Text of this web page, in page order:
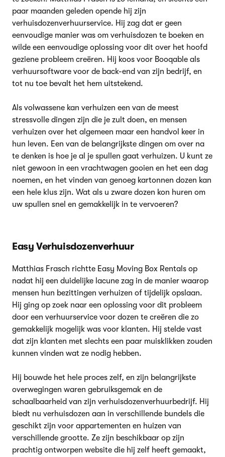
paar maanden geleden opende hij zijn
verhuisdozenverhuurservice. Hij zag dat er geen
eenvoudige manier was om verhuisdozen te boeken en
wilde een eenvoudige oplossing voor dit over het hoofd
geziene probleem creëren. Hij koos voor Booqable als
verhuursoftware voor de back-end van zijn bedrijf, en
tot nu toe bevalt het hem uitstekend.
Als volwassene kan verhuizen een van de meest
stressvolle dingen zijn die je zult doen, en mensen
verhuizen over het algemeen maar een handvol keer in
hun leven. Een van de belangrijkste dingen om over na
te denken is hoe je al je spullen gaat verhuizen. U kunt ze
niet gewoon in een vrachtwagen gooien en het een dag
noemen, en het vinden van genoeg kartonnen dozen kan
een hele klus zijn. Wat als u zware dozen kon huren om
uw spullen snel en gemakkelijk in te vervoeren?
Easy Verhuisdozenverhuur
Matthias Frasch richtte Easy Moving Box Rentals op
nadat hij een duidelijke lacune zag in de manier waarop
mensen hun bezittingen verhuizen of tijdelijk opslaan.
Hij ging op zoek naar een oplossing voor dit probleem
door een verhuurservice voor dozen te creëren die zo
gemakkelijk mogelijk was voor klanten. Hij stelde vast
dat zijn klanten met slechts een paar muisklikken zouden
kunnen vinden wat ze nodig hebben.
Hij bouwde het hele proces zelf, en zijn belangrijkste
overwegingen waren gebruiksgemak en de
schaalbaarheid van zijn verhuisdozenverhuurbedrijf. Hij
biedt nu verhuisdozen aan in verschillende bundels die
geschikt zijn voor appartementen en huizen van
verschillende grootte. Ze zijn beschikbaar op zijn
prachtig ontworpen website die hij zelf heeft gemaakt,